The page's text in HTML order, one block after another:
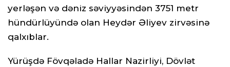
yerləşən və dəniz səviyyəsindən 3751 metr
hündürlüyündə olan Heydər Əliyev zirvəsinə
qalxıblar.
Yürüşdə Fövqəladə Hallar Nazirliyi, Dövlət